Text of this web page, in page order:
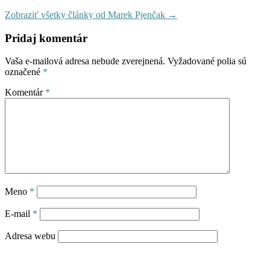
Zobraziť všetky články od Marek Pjenčak →
Pridaj komentár
Vaša e-mailová adresa nebude zverejnená. Vyžadované polia sú
označené *
Komentár *
Meno *
E-mail *
Adresa webu